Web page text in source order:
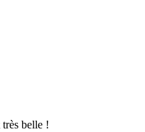
très belle !